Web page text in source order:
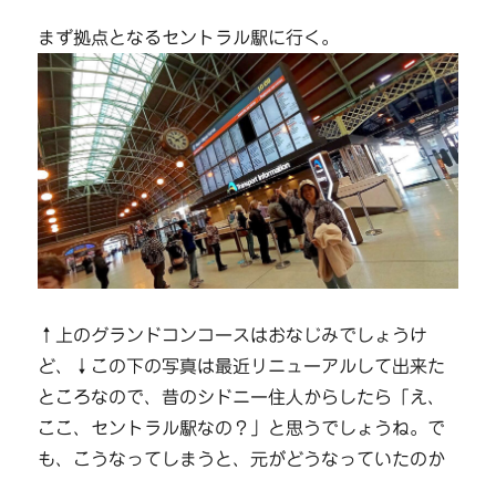
まず拠点となるセントラル駅に行く。
↑上のグランドコンコースはおなじみでしょうけ
ど、↓この下の写真は最近リニューアルして出来た
ところなので、昔のシドニー住人からしたら「え、
ここ、セントラル駅なの？」と思うでしょうね。で
も、こうなってしまうと、元がどうなっていたのか